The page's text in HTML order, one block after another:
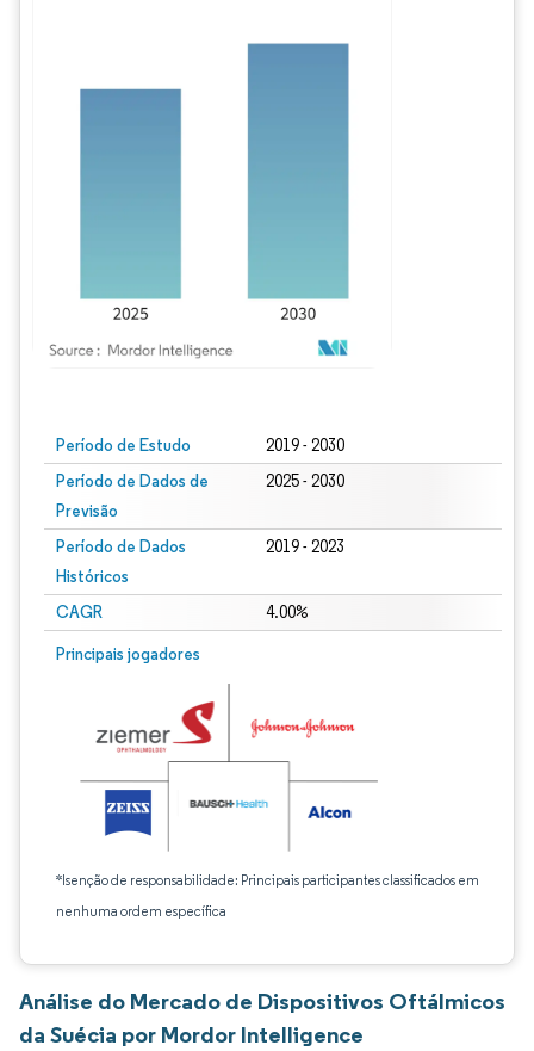
Período de Estudo 2019 - 2030
Período de Dados de
Previsão
2025 - 2030
Período de Dados
Históricos
2019 - 2023
CAGR 4.00%
Principais jogadores
*Isenção de responsabilidade: Principais participantes classificados em
nenhuma ordem específica
Análise do Mercado de Dispositivos Oftálmicos
da Suécia por Mordor Intelligence